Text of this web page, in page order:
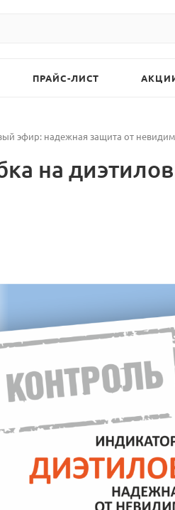
ПРАЙС-ЛИСТ
эфир: надежная защита от
на